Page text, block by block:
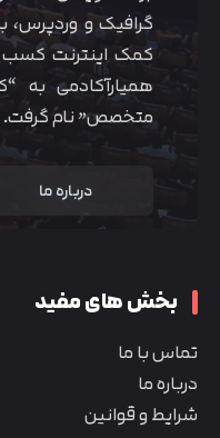
گرافیک و وردپرس،
کمک اینترنت کسب
همیارآکادمی به
متخصص” نام گرفت.
درباره ما
بخش های مفید
تماس با ما
درباره ما
شرایط و قوانین
متوجه شدم